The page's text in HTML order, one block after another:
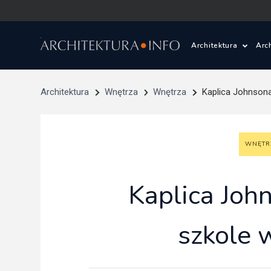
Architektura
Wasze
Architektura
Architektura Wnętrza Wnętrza Kaplica
Kaplica
szkole